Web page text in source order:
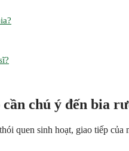
chú ý đến bia
quen sinh hoạt, giao tiếp